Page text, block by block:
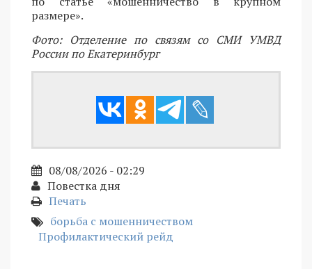
размере».
Фото: Отделение по связям со СМИ УМВД
России по Екатеринбург
08/08/2026 - 02:29
Повестка дня
Печать
борьба с мошенничеством
Профилактический рейд